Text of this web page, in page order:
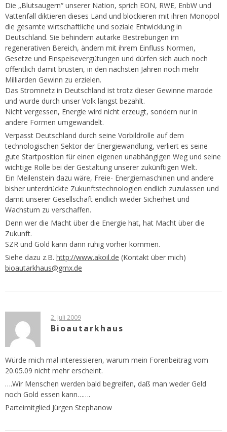
Die „Blutsaugern“ unserer Nation, sprich EON, RWE, EnbW und
Vattenfall diktieren dieses Land und blockieren mit ihren Monopol
die gesamte wirtschaftliche und soziale Entwicklung in
Deutschland. Sie behindern autarke Bestrebungen im
regenerativen Bereich, ändern mit ihrem Einfluss Normen,
Gesetze und Einspeisevergütungen und dürfen sich auch noch
öffentlich damit brüsten, in den nächsten Jahren noch mehr
Milliarden Gewinn zu erzielen.
Das Stromnetz in Deutschland ist trotz dieser Gewinne marode
und wurde durch unser Volk längst bezahlt.
Nicht vergessen, Energie wird nicht erzeugt, sondern nur in
andere Formen umgewandelt.
Verpasst Deutschland durch seine Vorbildrolle auf dem
technologischen Sektor der Energiewandlung, verliert es seine
gute Startposition für einen eigenen unabhängigen Weg und seine
wichtige Rolle bei der Gestaltung unserer zukünftigen Welt.
Ein Meilenstein dazu wäre, Freie- Energiemaschinen und andere
bisher unterdrückte Zukunftstechnologien endlich zuzulassen und
damit unserer Gesellschaft endlich wieder Sicherheit und
Wachstum zu verschaffen.
Denn wer die Macht über die Energie hat, hat Macht über die
Zukunft.
SZR und Gold kann dann ruhig vorher kommen.
Siehe dazu z.B. http://www.akoil.de (Kontakt über mich)
bioautarkhaus@gmx.de
2. Juli 2009
Bioautarkhaus
Würde mich mal interessieren, warum mein Forenbeitrag vom
20.05.09 nicht mehr erscheint.
….Wir Menschen werden bald begreifen, daß man weder Geld
noch Gold essen kann…….
Parteimitglied Jürgen Stephanow